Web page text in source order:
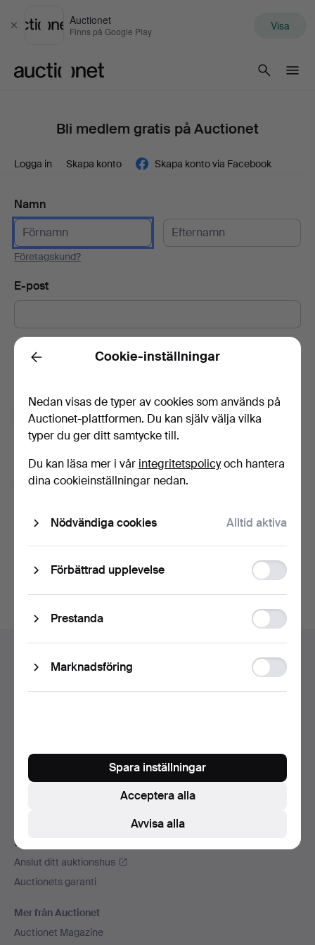
Stäng
Auctionet
Finns på Google Play Visa
Bli medlem gratis på Auctionet
Logga in Skapa konto Skapa konto via Facebook
Namn
Företagskund?
E-post
Lösenord Visa lösenord i klartext.
Prenumerera på Auctionets nyhetsbrev. (frivilligt)
Med bl.a. experttips, utvalda föremål och inspiration. Om du
Jag är över 18 år och jag godkänner
har tagit del av integritetspolicyn
Sidfotsnavigation
Kontakta support
Alla auktionshus
Sociala medier
Auctionet
Lediga jobb
Anslut ditt auktionshus
Auctionets garanti
Mer från Auctionet
Auctionet Magazine
Back Cookie-inställningar
Nedan visas de typer av cookies som används på
Auctionet-plattformen. Du kan själv välja vilka
typer du ger ditt samtycke till.
Du kan läsa mer i vår integritetspolicyoch hantera
dina cookieinställningar nedan.
Nödvändiga cookies Alltid aktiva
Förbättrad upplevelse
storage
Prestanda
storage
Marknadsföring
Ad
storage
Avvisa alla
Acceptera alla
Spara inställningar